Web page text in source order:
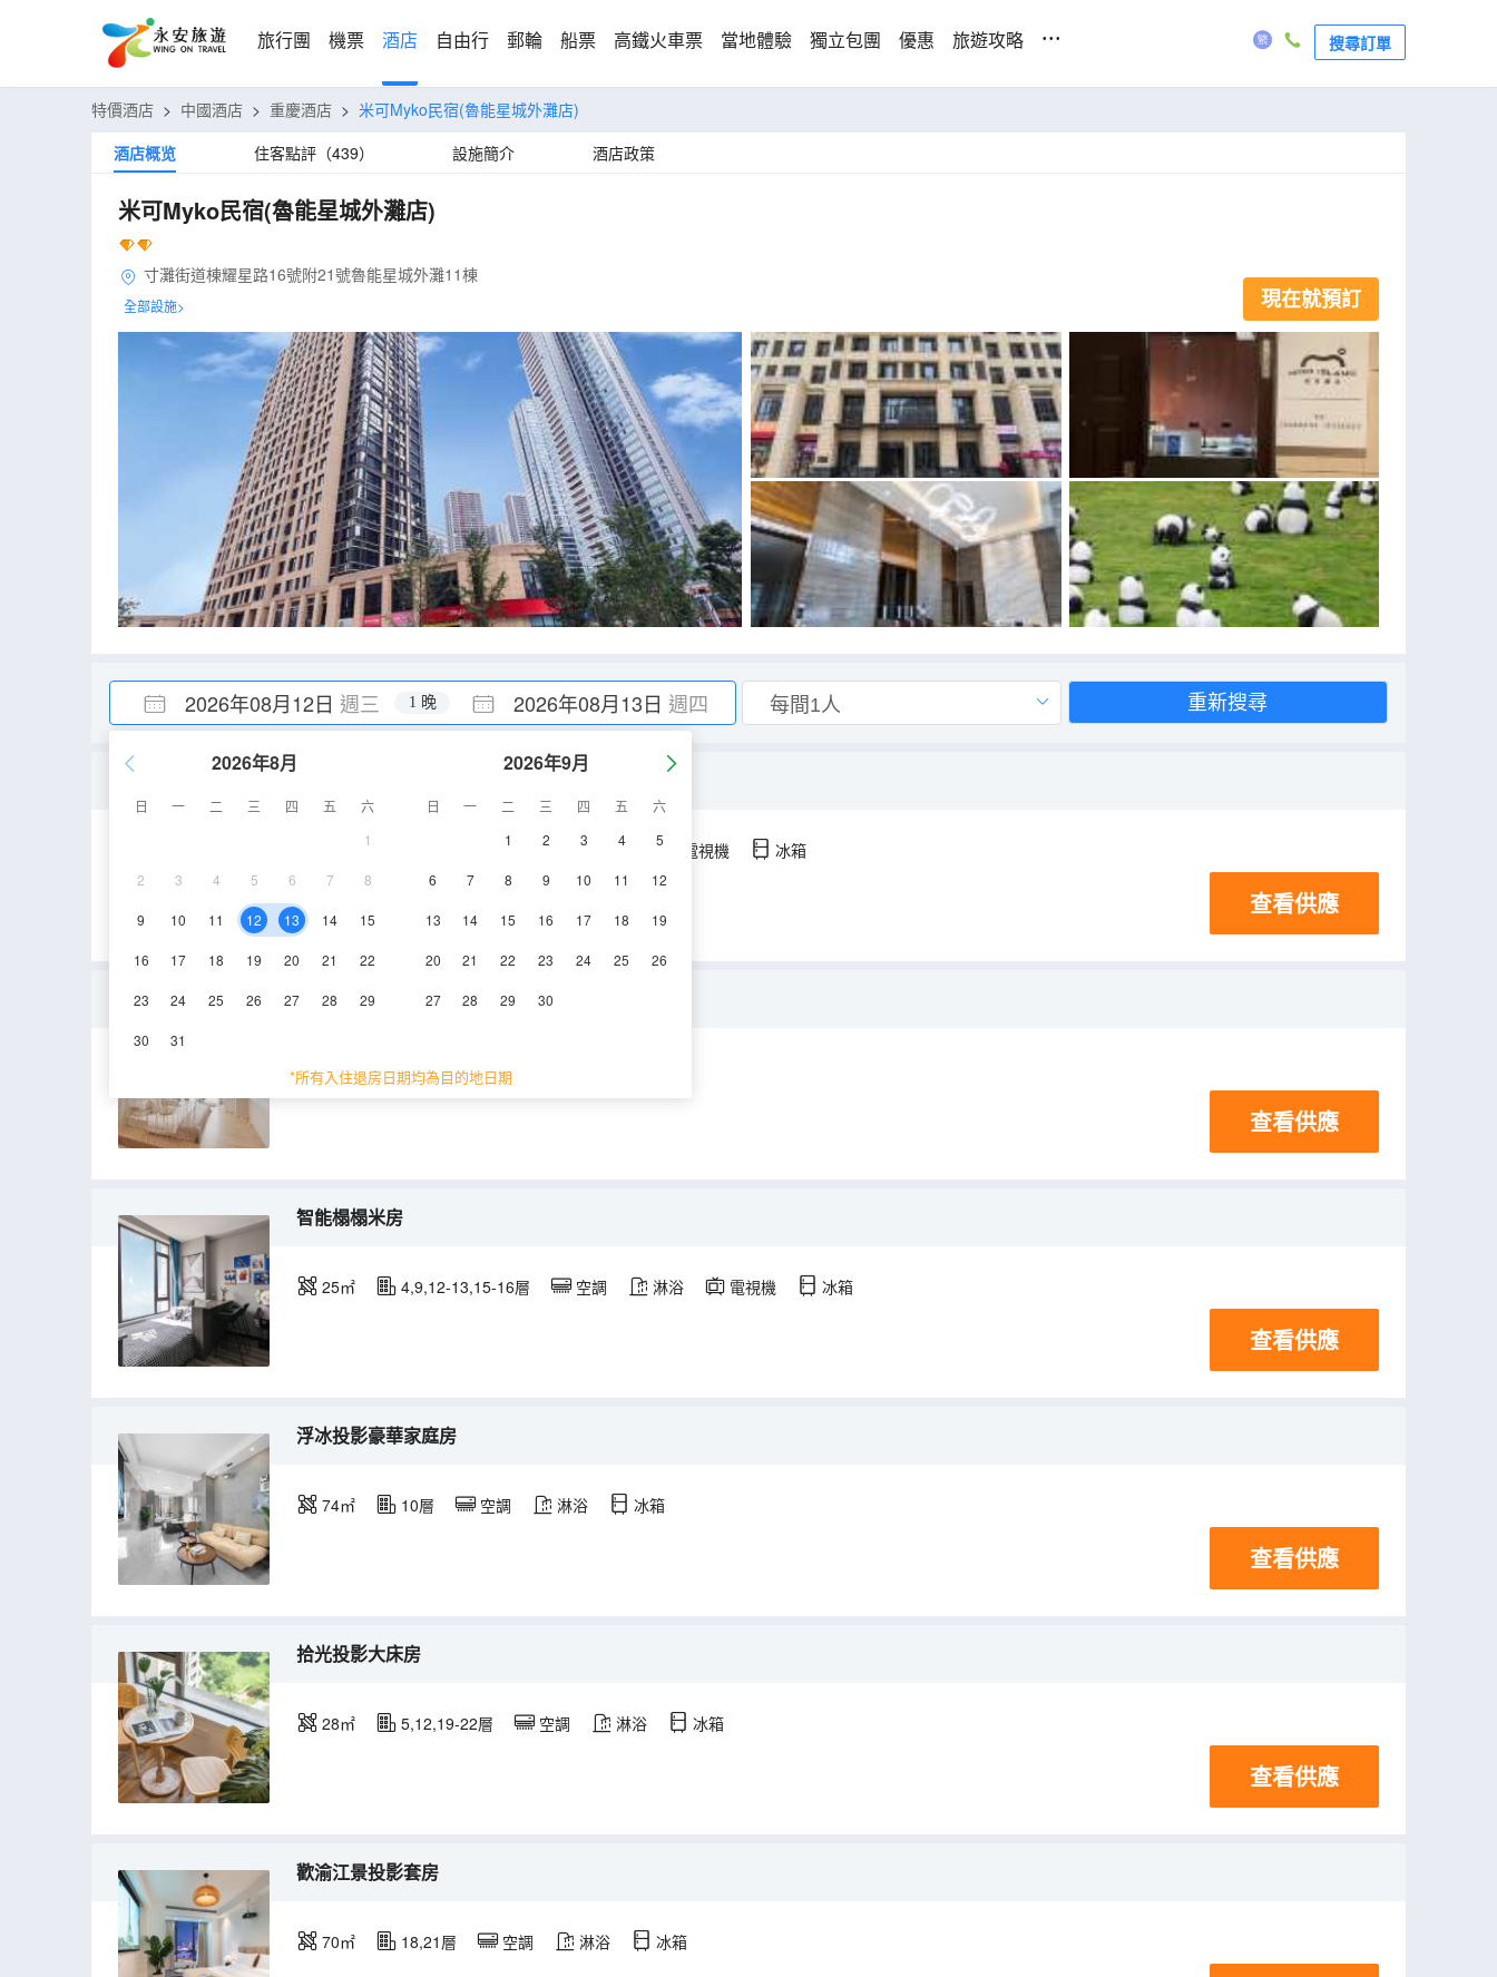
旅行團 機票 酒店 自由行 郵輪 船票 高鐵火車票 當地體驗 獨立包團 優惠 旅遊攻略 ... 搜尋訂單
特價酒店 > 中國酒店 > 重慶酒店 > 米可Myko民宿(魯能星城外灘店)
酒店概览
住客點評（439） 設施簡介 酒店政策
米可Myko民宿(魯能星城外灘店)
寸灘街道棟耀星路16號附21號魯能星城外灘11棟
全部設施> 現在就預訂
2026年08月12日 週三 2026年08月13日 週四
1 晚
2026年8月
日 一 二 三 四 五
六
1
2 3 4 5 6 7 8
9 10 11 12 13 14 15
16 17 18 19 20 21 22
23 24 25 26 27 28 29
30 31
2026年9月
日 一 二 三 四 五
六
1
2 3 4 5
6 7 8 9 10 11 12
13 14 15 16 17 18 19
20 21 22 23 24 25 26
27 28 29 30
*所有入住退房日期均為目的地日期
重新搜尋
空調 淋浴 電視機 冰箱
查看供應
浮生江景投影套房
70㎡ 9層 空調
查看供應
智能榻榻米房
25㎡ 4,9,12-13,15-16層 空調 淋浴 電視機 冰箱
查看供應
浮冰投影豪華家庭房
74㎡ 10層 空調 淋浴 冰箱
查看供應
拾光投影大床房
28㎡ 5,12,19-22層 空調 淋浴 冰箱
查看供應
歡渝江景投影套房
70㎡ 18,21層 空調 淋浴 冰箱